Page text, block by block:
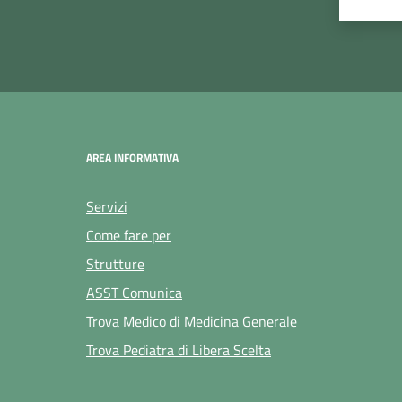
AREA INFORMATIVA
Servizi
Come fare per
Strutture
ASST Comunica
Trova Medico di Medicina Generale
Trova Pediatra di Libera Scelta